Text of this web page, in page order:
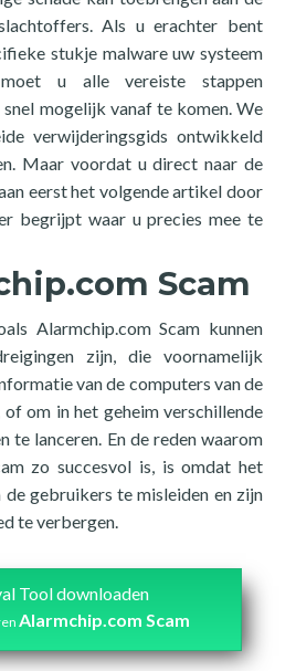
Als u erachter bent
stukje malware uw systeem
moet u alle vereiste stappen
mogelijk vanaf te komen. We
verwijderingsgids ontwikkeld
Maar voordat u direct naar de
eerst het volgende artikel door
begrijpt waar u precies mee te
Scam
Alarmchip.com Scam kunnen
zijn, die voornamelijk
van de computers van de
om in het geheim verschillende
te lanceren. En de reden waarom
zo succesvol is, is omdat het
gebruikers te misleiden en zijn
te verbergen.
Tool downloaden
Alarmchip.com Scam